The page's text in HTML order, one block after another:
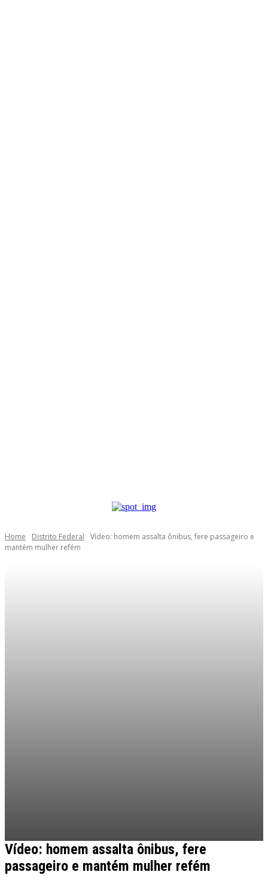
Home Distrito Federal
Vídeo: homem assalta ônibus, fere passageiro e
mantém mulher refém
Vídeo: homem assalta ônibus, fere
passageiro e mantém mulher refém